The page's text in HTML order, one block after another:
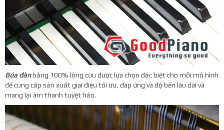
Búa đànbằng 100% lông cừu được lựa chọn đặc biệt cho mỗi mô hình
để cung cấp sản xuất giai điệu tối ưu, đáp ứng và độ bền lâu dài và
mang lại âm thanh tuyệt hảo.